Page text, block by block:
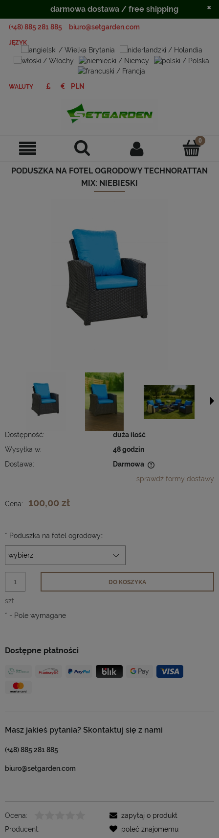
(+48) 885 281 885 biuro@setgarden.com
JĘZYK
WALUTY
PODUSZKA NA FOTEL OGRODOWY TECHNORATTAN
MIX: NIEBIESKI
Dostępność:
duża ilość
Wysyłka w:
48 godzin
Dostawa:
Darmowa
sprawdź formy dostawy
Dostępne płatności
Masz jakieś pytania? Skontaktuj się z nami
(+48) 885 281 885
biuro@setgarden.com
Cena: 100,00 zł
* Poduszka na fotel ogrodowy::
szt.
DO KOSZYKA
* - Pole wymagane
Ocena:
Producent:
zapytaj o produkt
poleć znajomemu
darmowa dostawa / free shipping ×